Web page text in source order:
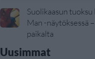
Suolikaasun
Man -näytöksessä
paikalta
Uusimmat